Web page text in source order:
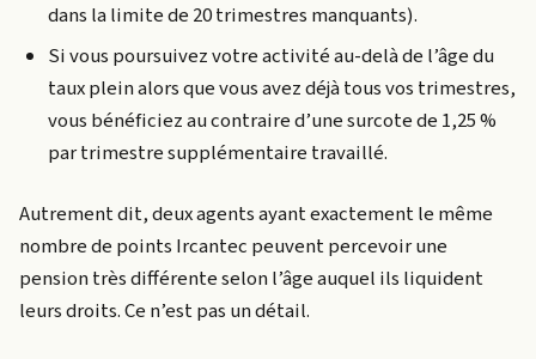
dans la limite de 20 trimestres manquants).
Si vous poursuivez votre activité au-delà de l’âge du
taux plein alors que vous avez déjà tous vos trimestres,
vous bénéficiez au contraire d’une surcote de 1,25 %
par trimestre supplémentaire travaillé.
Autrement dit, deux agents ayant exactement le même
nombre de points Ircantec peuvent percevoir une
pension très différente selon l’âge auquel ils liquident
leurs droits. Ce n’est pas un détail.